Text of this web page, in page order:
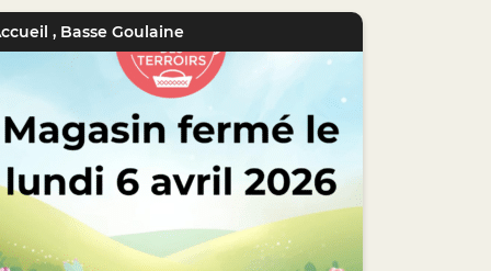
, Basse Goulaine